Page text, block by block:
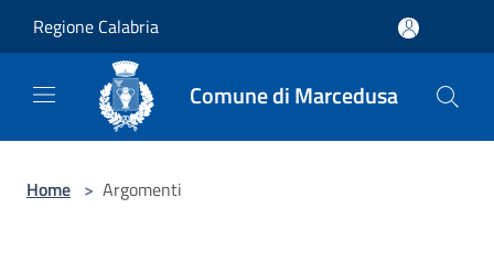
Regione Calabria
Comune di Marcedusa
Home > Argomenti